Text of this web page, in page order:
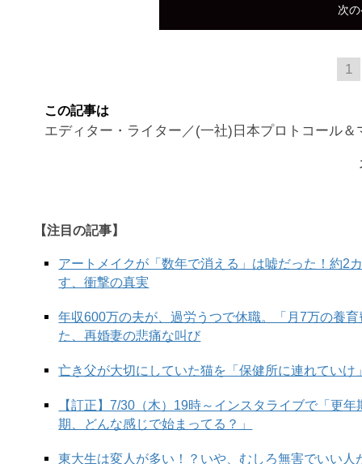
次
1
この記事は
エディター・ライター／(一社)日本プロトコール＆
【注目の記事】
アートメイクが「数年で消える」は嘘だった！約2
す、衝撃の真実
年収600万の夫が、過労うつで休職。「月7万の養
た、再婚妻の悲痛な叫び
亡き父が大切にしていた猫を「保健所に連れてい
【訂正】7/30（木）19時～インスタライブで「更
期、どんな感じで始まってる？」
東大生は変人が多い！？いや、むしろ無害でいい